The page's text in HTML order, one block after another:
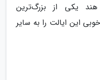
یکی از بزرگ‌ترین
این ایالت را به سایر